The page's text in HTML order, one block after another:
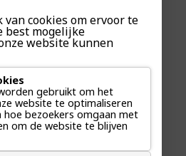
cookies om ervoor te
best mogelijke
website kunnen
gebruikt om het
website te optimaliseren
bezoekers omgaan met
om de website te blijven